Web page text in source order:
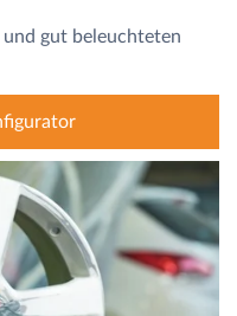
und gut beleuchteten